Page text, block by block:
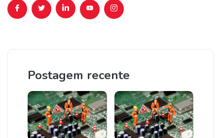
Postagem recente